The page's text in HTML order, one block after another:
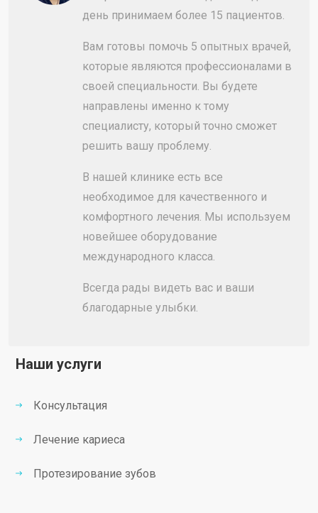
день принимаем более 15 пациентов.
Вам готовы помочь 5 опытных врачей,
которые являются профессионалами в
своей специальности. Вы будете
направлены именно к тому
специалисту, который точно сможет
решить вашу проблему.
В нашей клинике есть все
необходимое для качественного и
комфортного лечения. Мы используем
новейшее оборудование
международного класса.
Всегда рады видеть вас и ваши
благодарные улыбки.
Наши услуги
Консультация
Лечение кариеса
Протезирование зубов